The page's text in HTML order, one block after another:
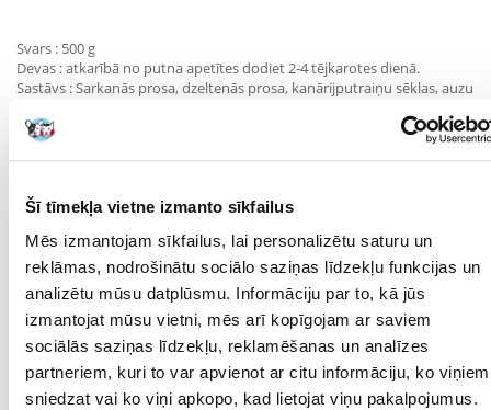
Šī tīmekļa vietne izmanto sīkfailus
Mēs izmantojam sīkfailus, lai personalizētu saturu un
reklāmas, nodrošinātu sociālo saziņas līdzekļu funkcijas un
analizētu mūsu datplūsmu. Informāciju par to, kā jūs
izmantojat mūsu vietni, mēs arī kopīgojam ar saviem
sociālās saziņas līdzekļu, reklamēšanas un analīzes
partneriem, kuri to var apvienot ar citu informāciju, ko viņiem
sniedzat vai ko viņi apkopo, kad lietojat viņu pakalpojumus.
Svars : 500 g
Devas : atkarībā no putna apetītes dodiet 2-4 tējkarotes dienā.
Sastāvs : Sarkanās prosa, dzeltenās prosa, kanārijputraiņu sēklas, auzu
baltās sorgo sēklas, sarkanās sorgo sēklas, griķi, kaņepju sēklas,
melnalkšņu sēklas, linsēklas, kaltēti burkāni, kaļķainas austeru
čaumalas, kviešu graudu milti, lucernas milti, papaijas pulveris, linu
Analītisko komponentu saturs
jēlproteīns % (min) : 10,3
neapstrādātas eļļas un tauki % (min) : 10,5
jēlšķiedra % (max) : 13,51
jēlpelni % (max) : 3,85
mitrums % (maks.) : 12
Parametri